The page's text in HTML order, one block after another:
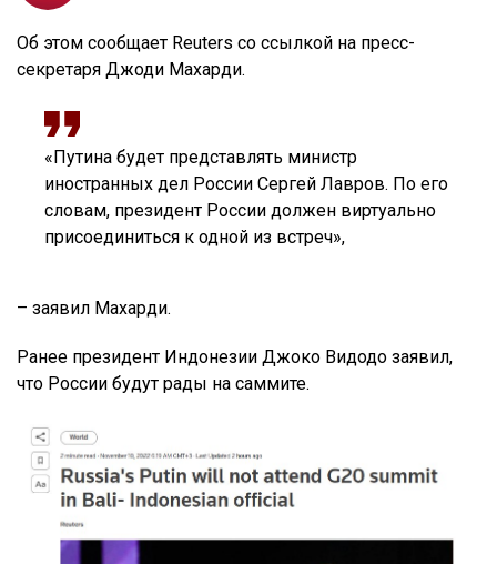
Об этом сообщает Reuters со ссылкой на пресс-
секретаря Джоди Махарди.
«Путина будет представлять министр
иностранных дел России Сергей Лавров. По его
словам, президент России должен виртуально
присоединиться к одной из встреч»,
– заявил Махарди.
Ранее президент Индонезии Джоко Видодо заявил,
что России будут рады на саммите.